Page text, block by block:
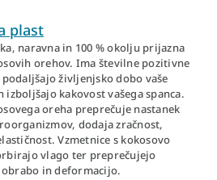
plast
naravna in 100 % okolju prijazna
orehov. Ima številne pozitivne
življenjsko dobo vaše
izboljšajo kakovost vašega spanca.
oreha preprečuje nastanek
dodaja zračnost,
Vzmetnice s kokosovo
vlago ter preprečujejo
in deformacijo.